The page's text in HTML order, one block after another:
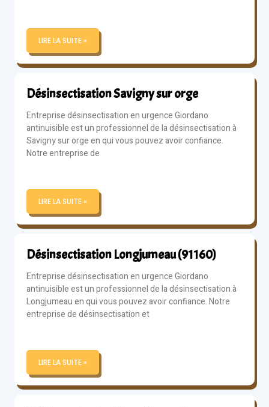
LIRE LA SUITE »
Désinsectisation Savigny sur orge
Entreprise désinsectisation en urgence Giordano
antinuisible est un professionnel de la désinsectisation à
Savigny sur orge en qui vous pouvez avoir confiance.
Notre entreprise de
LIRE LA SUITE »
Désinsectisation Longjumeau (91160)
Entreprise désinsectisation en urgence Giordano
antinuisible est un professionnel de la désinsectisation à
Longjumeau en qui vous pouvez avoir confiance. Notre
entreprise de désinsectisation et
LIRE LA SUITE »